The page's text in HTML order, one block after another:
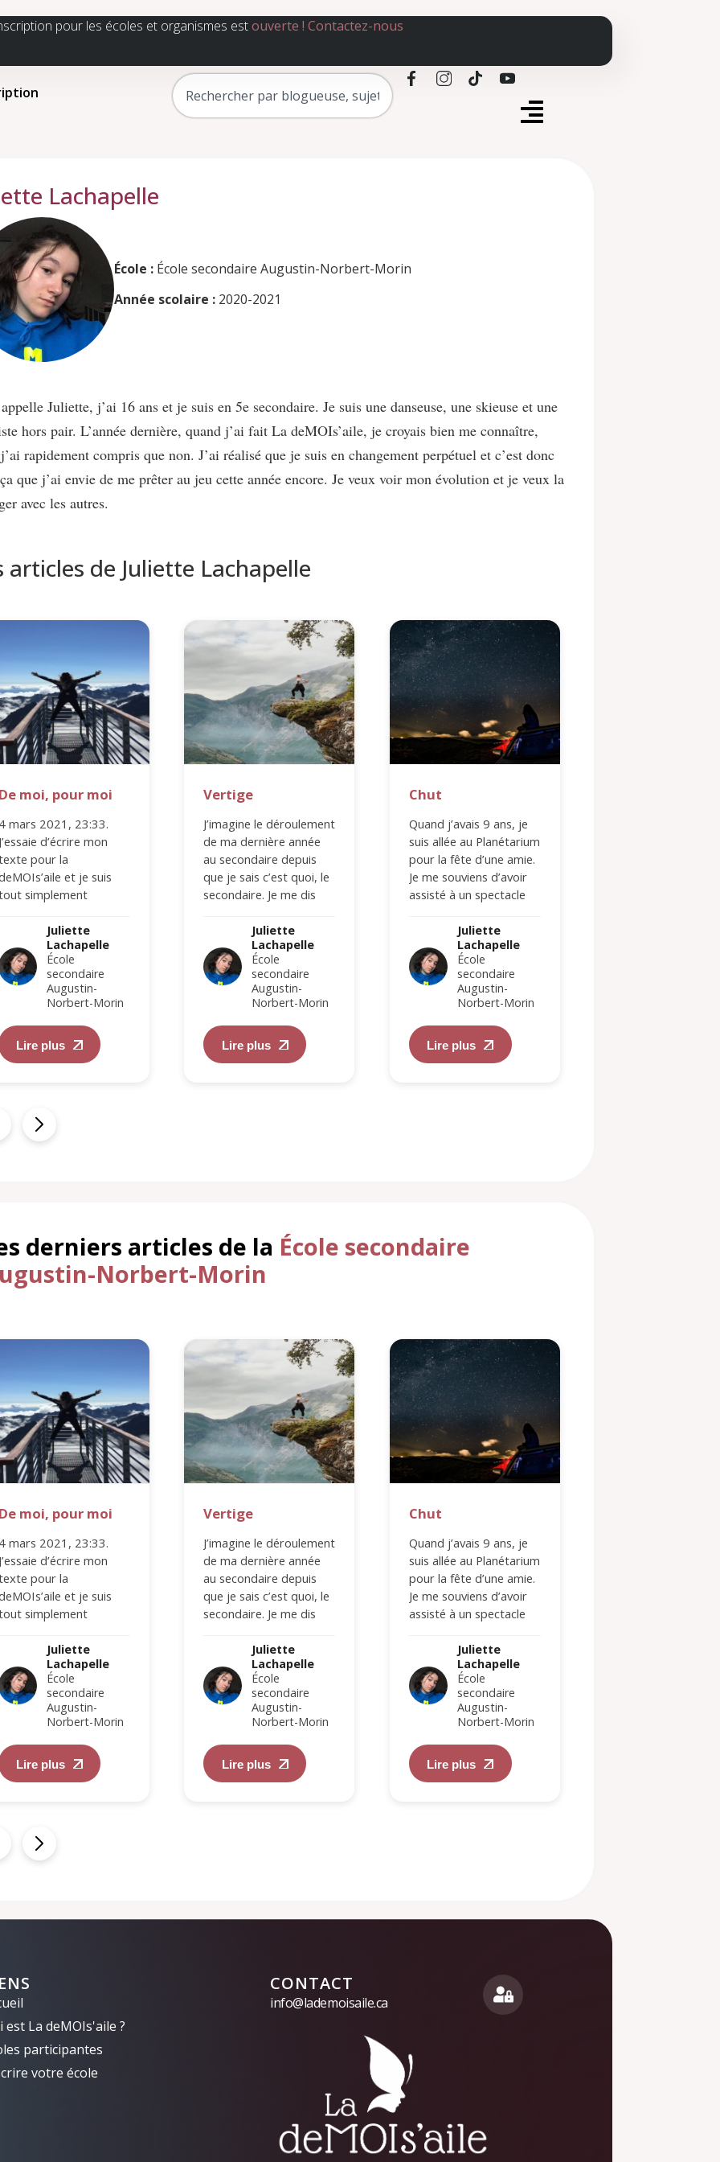
pour les écoles et organismes estouverte ! Contactez-nous
Lachapelle
École :École secondaire Augustin-Norbert-Morin
Année scolaire :2020-2021
Juliette, j’ai 16 ans et je suis en 5e secondaire. Je suis une danseuse, une skieuse et une
hors pair. L’année dernière, quand j’ai fait La deMOIs’aile, je croyais bien me connaître,
rapidement compris que non. J’ai réalisé que je suis en changement perpétuel et c’est donc
que j’ai envie de me prêter au jeu cette année encore. Je veux voir mon évolution et je veux la
avec les autres.
articles de Juliette Lachapelle
moi, pour moi
mars 2021, 23:33.
d’écrire mon
pour la
et je suis
simplement
mon huitième
j’ai l’impression…
Juliette
Lachapelle
École
secondaire
Augustin-
Norbert-Morin
Lire plus
Vertige
J’imagine le déroulement
de ma dernière année
au secondaire depuis
que je sais c’est quoi, le
secondaire. Je me dis
Juliette
Lachapelle
École
secondaire
Augustin-
Norbert-Morin
Lire plus
Chut
Quand j’avais 9 ans, je
suis allée au Planétarium
pour la fête d’une amie.
Je me souviens d’avoir
assisté à un spectacle
Juliette
Lachapelle
École
secondaire
Augustin-
Norbert-Morin
Lire plus
derniers articles de la École secondaire
Norbert-Morin
moi, pour moi
mars 2021, 23:33.
d’écrire mon
pour la
et je suis
simplement
mon huitième
j’ai l’impression…
Juliette
Lachapelle
École
secondaire
Augustin-
Norbert-Morin
Lire plus
Vertige
J’imagine le déroulement
de ma dernière année
au secondaire depuis
que je sais c’est quoi, le
secondaire. Je me dis
Juliette
Lachapelle
École
secondaire
Augustin-
Norbert-Morin
Lire plus
Chut
Quand j’avais 9 ans, je
suis allée au Planétarium
pour la fête d’une amie.
Je me souviens d’avoir
assisté à un spectacle
Juliette
Lachapelle
École
secondaire
Augustin-
Norbert-Morin
Lire plus
est La deMOIs'aile ?
participantes
votre école
CONTACT
info@lademoisaile.ca